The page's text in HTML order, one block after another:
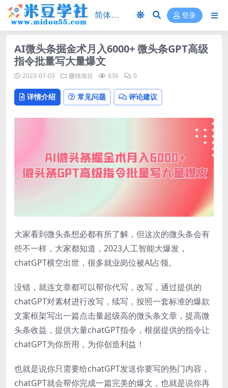
登录
AI微头条掘金术月入6000+ 微头条GPT高级
指令批量写大量爆文
2023-07-03 赚钱项目 636 0
详情介绍 常见问题 评论建议
大家看到微头条想必都有所了解，但这次的微头条会有
些不一样，大家都知道，2023人工智能大爆发，
chatGPT横空出世，很多就业岗位被AI占领。
没错，就连文章都可以帮你代写，改写，通过提供的
chatGPT对素材进行改写，续写，按照一套标准的爆款
文案框架写出一篇点击量超级高的微头条文章，提高微
头条收益，提供大量chatGPT指令，根据提供的指令让
chatGPT为你所用，为你创造利益！
也就是说你只需要给chatGPT发送你要写的热门内容，
chatGPT就会帮你完成一篇完美的爆文，也就是说你再